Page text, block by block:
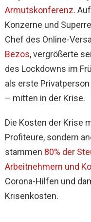
Armutskonferenz.
Konzerne und
Chef des Online-
Bezos, vergrößerte
des Lockdowns im
als erste
– mitten in der Krise.
Die Kosten der Krise
Profiteure, sondern
stammen 80% der
Arbeitnehmern und
Corona-Hilfen und
Krisenkosten.